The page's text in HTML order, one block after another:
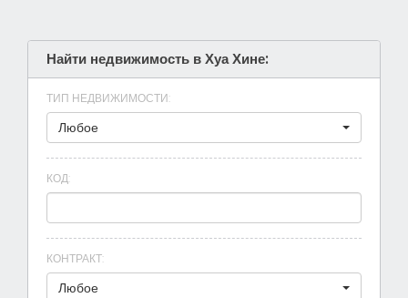
Найти недвижимость в Хуа Хине:
ТИП НЕДВИЖИМОСТИ:
Любое
КОД:
КОНТРАКТ:
Любое